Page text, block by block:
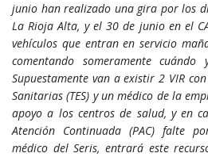
junio han realizado una gira por los
La Rioja Alta, y el 30 de junio en el
vehículos que entran en servicio
comentando someramente
Supuestamente van a existir 2 VIR
Sanitarias (TES) y un médico de la
apoyo a los centros de salud, y en
Atención Continuada (PAC) falte
médico del Seris, entrará este